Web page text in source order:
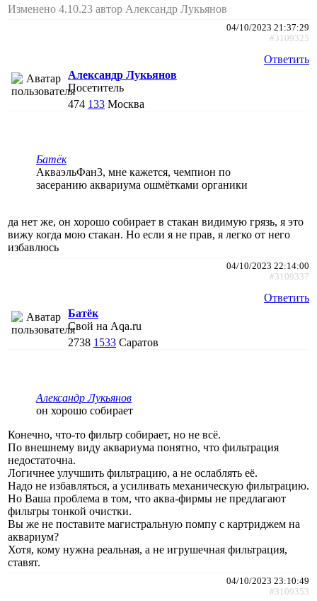
Изменено 4.10.23 автор Александр Лукьянов
04/10/2023 21:37:29
#3109325
Ответить
Александр Лукьянов
Посетитель
474 133 Москва
Батёк
АкваэльФан3, мне кажется, чемпион по
засеранию аквариума ошмётками органики
да нет же, он хорошо собирает в стакан видимую грязь, я это
вижу когда мою стакан. Но если я не прав, я легко от него
избавлюсь
04/10/2023 22:14:00
#3109337
Ответить
Батёк
Свой на Aqa.ru
2738 1533 Саратов
Александр Лукьянов
он хорошо собирает
Конечно, что-то фильтр собирает, но не всё.
По внешнему виду аквариума понятно, что фильтрация
недостаточна.
Логичнее улучшить фильтрацию, а не ослаблять её.
Надо не избавляться, а усиливать механическую фильтрацию.
Но Ваша проблема в том, что аква-фирмы не предлагают
фильтры тонкой очистки.
Вы же не поставите магистральную помпу с картриджем на
аквариум?
Хотя, кому нужна реальная, а не игрушечная фильтрация,
ставят.
04/10/2023 23:10:49
#3109353